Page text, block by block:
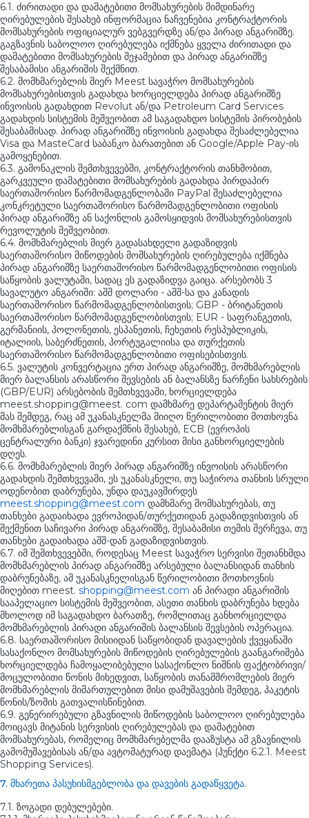
6.1. ძირითადი და დამატებითი მომსახურების მიმდინარე
ღირებულების შესახებ ინფორმაცია ნაჩვენებია კონტრაქტორის
მომსახურების ოფიციალურ ვებგვერდზე ან/და პირად ანგარიშზე.
გაგზავნის საბოლოო ღირებულება იქმნება ყველა ძირითადი და
დამატებითი მომსახურების შეჯამებით და პირად ანგარიშზე
შესაბამისი ანგარიშის შექმნით.
6.2. მომხმარებლის მიერ Meest სავაჭრო მომსახურების
მომსახურებისთვის გადახდა ხორციელდება პირად ანგარიშზე
ინვოისის გადახდით Revolut ან/და Petroleum Card Services
გადახდის სისტემის მეშვეობით ამ საგადახდო სისტემის პირობების
შესაბამისად. პირად ანგარიშზე ინვოისის გადახდა შესაძლებელია
Visa და MasteCard საბანკო ბარათებით ან Google/Apple Pay-ის
გამოყენებით.
6.3. გამონაკლის შემთხვევებში, კონტრაქტორის თანხმობით,
გარკვეული დამატებითი მომსახურების გადახდა პირდაპირ
საერთაშორისო წარმომადგენლობაში PayPal შესაძლებელია
კონკრეტული საერთაშორისო წარმომადგენლობითი ოფისის
პირად ანგარიშზე ან საქონლის გამოსყიდვის მომსახურებისთვის
რევოლუტის მეშვეობით.
6.4. მომხმარებლის მიერ გადასახდელი გადაზიდვის
საერთაშორისო მიწოდების მომსახურების ღირებულება იქმნება
პირად ანგარიშზე საერთაშორისო წარმომადგენლობითი ოფისის
საწყობის ვალუტაში, სადაც ეს გადაზიდვა გაიცა. არსებობს 3
სავალუტო ანგარიში: აშშ დოლარი - აშშ-სა და კანადის
საერთაშორისო წარმომადგენლობისთვის; GBP - ბრიტანეთის
საერთაშორისო წარმომადგენლობისთვის; EUR - საფრანგეთის,
გერმანიის, პოლონეთის, ესპანეთის, ჩეხეთის რესპუბლიკის,
იტალიის, საბერძნეთის, პორტუგალიისა და თურქეთის
საერთაშორისო წარმომადგენლობითი ოფისებისთვის.
6.5. ვალუტის კონვერტაცია ერთ პირად ანგარიშზე, მომხმარებლის
მიერ ბალანსის არასწორი შევსების ან ბალანსზე ნარჩენი სახსრების
(GBP/EUR) არსებობის შემთხვევაში, ხორციელდება
meest.shopping@meest. com დამხმარე დეპარტამენტის მიერ
მას შემდეგ, რაც ამ უკანასკნელმა მიიღო წერილობითი მოთხოვნა
მომხმარებლისგან გარდაქმნის შესახებ, ECB (ევროპის
ცენტრალური ბანკი) ჯვარედინი კურსით მისი განხორციელების
დღეს.
6.6. მომხმარებლის მიერ პირად ანგარიშზე ინვოისის არასწორი
გადახდის შემთხვევაში, ეს უკანასკნელი, თუ საჭიროა თანხის სრული
ოდენობით დაბრუნება, უნდა დაუკავშირდეს
meest.shopping@meest.com დამხმარე მომსახურებას, თუ
თანხები გადაიხადა ევროპიდან/თურქეთიდან გადაზიდვისთვის ან
შექმენით საჩივარი პირად ანგარიშზე, შესაბამისი თემის შერჩევა, თუ
თანხები გადაიხადა აშშ-დან გადაზიდვისთვის.
6.7. იმ შემთხვევებში, როდესაც Meest სავაჭრო სერვისი შეთანხმდა
მომხმარებლის პირად ანგარიშზე არსებული ბალანსიდან თანხის
დაბრუნებაზე, ამ უკანასკნელისგან წერილობითი მოთხოვნის
მიღებით meest. shopping@meest.com ან პირადი ანგარიშის
სააპელაციო სისტემის მეშვეობით, ასეთი თანხის დაბრუნება ხდება
მხოლოდ იმ საგადახდო ბარათზე, რომლითაც განხორციელდა
მომხმარებლის პირადი ანგარიშის ბალანსის შევსების ოპერაცია.
6.8. საერთაშორისო მისიიდან საწყობიდან დავალების ქვეყანაში
სასაქონლო მომსახურების მიწოდების ღირებულების გაანგარიშება
ხორციელდება ჩამოყალიბებული სასაქონლო ნიშნის ფაქტობრივი/
მოცულობითი წონის მიხედვით, საწყობის თანამშრომლების მიერ
მომხმარებლის მიმართულებით მისი დამუშავების შემდეგ, პაკეტის
წონის/ზომის გათვალისწინებით.
6.9. გენერირებული გზავნილის მიწოდების საბოლოო ღირებულება
მოიცავს მიტანის სერვისის ღირებულებას და დამატებით
მომსახურებას, რომელიც მომხმარებელმა დააზუსტა ამ გზავნილის
გამომუშავებისას ან/და ავტომატურად დაემატა (პუნქტი 6.2.1. Meest
Shopping Services).
7. მხარეთა პასუხისმგებლობა და დავების გადაწყვეტა.
7.1. ზოგადი დებულებები.